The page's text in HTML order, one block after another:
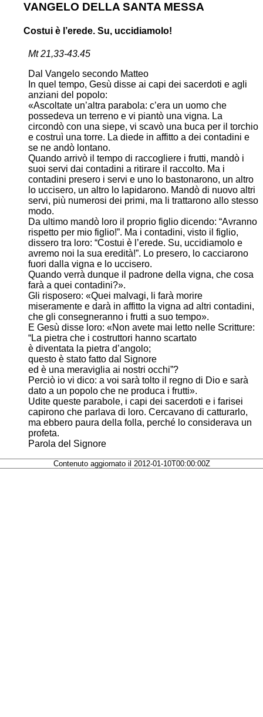
VANGELO DELLA SANTA MESSA
Costui è l’erede. Su, uccidiamolo!
Mt 21,33-43.45
Dal Vangelo secondo Matteo
In quel tempo, Gesù disse ai capi dei sacerdoti e agli
anziani del popolo:
«Ascoltate un’altra parabola: c’era un uomo che
possedeva un terreno e vi piantò una vigna. La
circondò con una siepe, vi scavò una buca per il torchio
e costruì una torre. La diede in affitto a dei contadini e
se ne andò lontano.
Quando arrivò il tempo di raccogliere i frutti, mandò i
suoi servi dai contadini a ritirare il raccolto. Ma i
contadini presero i servi e uno lo bastonarono, un altro
lo uccisero, un altro lo lapidarono. Mandò di nuovo altri
servi, più numerosi dei primi, ma li trattarono allo stesso
modo.
Da ultimo mandò loro il proprio figlio dicendo: “Avranno
rispetto per mio figlio!”. Ma i contadini, visto il figlio,
dissero tra loro: “Costui è l’erede. Su, uccidiamolo e
avremo noi la sua eredità!”. Lo presero, lo cacciarono
fuori dalla vigna e lo uccisero.
Quando verrà dunque il padrone della vigna, che cosa
farà a quei contadini?».
Gli risposero: «Quei malvagi, li farà morire
miseramente e darà in affitto la vigna ad altri contadini,
che gli consegneranno i frutti a suo tempo».
E Gesù disse loro: «Non avete mai letto nelle Scritture:
“La pietra che i costruttori hanno scartato
è diventata la pietra d’angolo;
questo è stato fatto dal Signore
ed è una meraviglia ai nostri occhi”?
Perciò io vi dico: a voi sarà tolto il regno di Dio e sarà
dato a un popolo che ne produca i frutti».
Udite queste parabole, i capi dei sacerdoti e i farisei
capirono che parlava di loro. Cercavano di catturarlo,
ma ebbero paura della folla, perché lo considerava un
profeta.
Parola del Signore
Contenuto aggiornato il 2012-01-10T00:00:00Z